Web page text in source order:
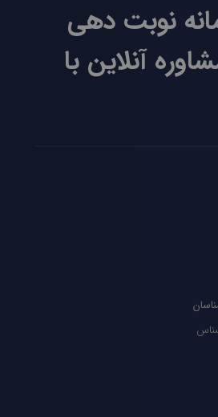
نوبت دهی
آنلاین با